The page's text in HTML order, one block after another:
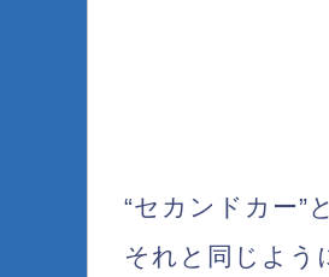
“セカンドカー”
それと同じよう